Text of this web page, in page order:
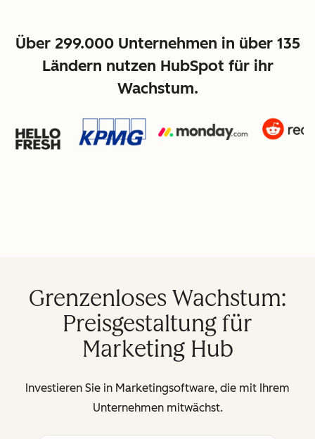
Über 299.000 Unternehmen in über 135
Ländern nutzen HubSpot für ihr
Wachstum.
Grenzenloses Wachstum:
Preisgestaltung für
Marketing Hub
Investieren Sie in Marketingsoftware, die mit Ihrem
Unternehmen mitwächst.